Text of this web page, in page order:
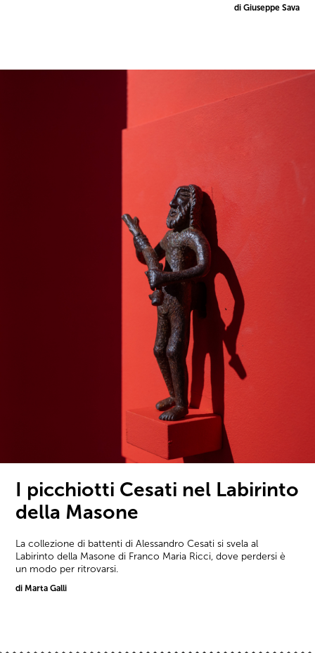
di Giuseppe Sava
I picchiotti Cesati nel Labirinto
della Masone
La collezione di battenti di Alessandro Cesati si svela al
Labirinto della Masone di Franco Maria Ricci, dove perdersi è
un modo per ritrovarsi.
di Marta Galli